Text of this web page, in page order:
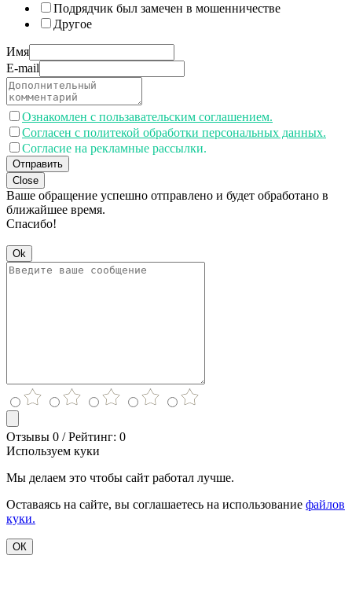
Подрядчик был замечен в мошенничестве
Другое
Имя
E-mail
Ознакомлен с пользавательским соглашением.
Согласен с политекой обработки персональных данных.
Согласие на рекламные рассылки.
Отправить
Close
Ваше обращение успешно отправлено и будет обработано в
ближайшее время.
Спасибо!
Ok
Отзывы 0 / Рейтинг: 0
Используем куки
Мы делаем это чтобы сайт работал лучше.
Оставаясь на сайте, вы соглашаетесь на использование файлов
куки.
ОК